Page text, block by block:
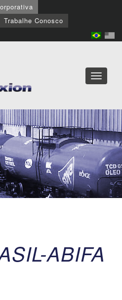
Trabalhe Conosco
ABIFA